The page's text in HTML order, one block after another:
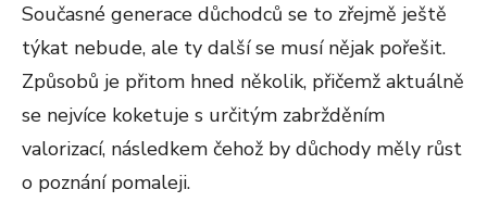
Současné generace důchodců se to zřejmě ještě
týkat nebude, ale ty další se musí nějak pořešit.
Způsobů je přitom hned několik, přičemž aktuálně
se nejvíce koketuje s určitým zabržděním
valorizací, následkem čehož by důchody měly růst
o poznání pomaleji.